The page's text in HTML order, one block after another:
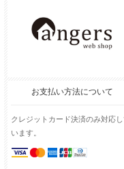
お支払い方法について
クレジットカード決済のみ対応し
います。